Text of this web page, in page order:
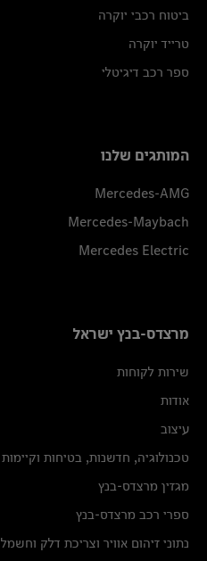
ביטוח רכבי יוקרה
טרייד יוקרה
ספר רכב דיגיטלי
המותגים שלנו
Mercedes-AMG
Mercedes-Maybach
Mercedes Electric
מרצדס-בנץ ישראל
שירות לקוחות
אודות
עיצוב
טכנולוגיה, חדשנות, בטיחות וקיימות
מגזין מרצדס-בנץ
ספרי רכב מרצדס-בנץ
נתוני זיהום אוויר וצריכת דלק וחשמל